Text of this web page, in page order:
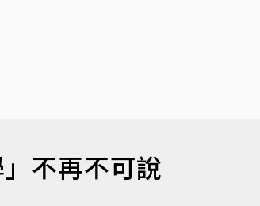
不再不可說